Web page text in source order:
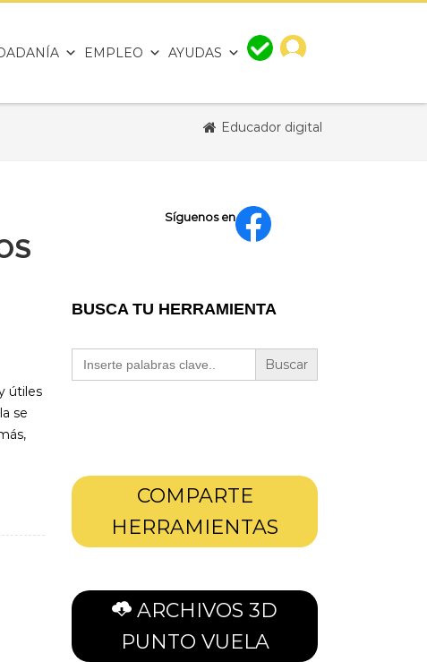
EMPLEO AYUDAS
Educador digital
útiles
se
Síguenos en
BUSCA TU HERRAMIENTA
Buscar:
COMPARTE
HERRAMIENTAS
ARCHIVOS 3D
PUNTO VUELA